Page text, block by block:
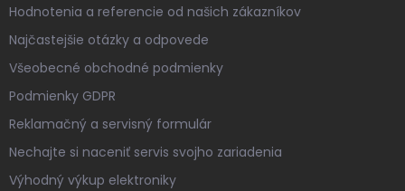
Hodnotenia a referencie od našich zákazníkov
Najčastejšie otázky a odpovede
Všeobecné obchodné podmienky
Podmienky GDPR
Reklamačný a servisný formulár
Nechajte si naceniť servis svojho zariadenia
Výhodný výkup elektroniky